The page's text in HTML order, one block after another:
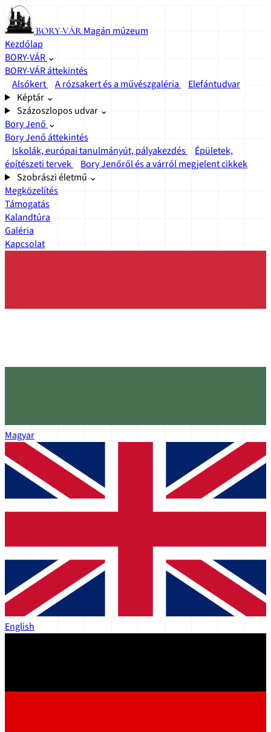
BORY-VÁR Magán múzeum
Kezdőlap
BORY-VÁR ⌄
BORY-VÁR áttekintés
Alsókert
A rózsakert és a művészgaléria
Elefántudvar
Képtár ⌄
Százoszlopos udvar ⌄
Bory Jenő ⌄
Bory Jenő áttekintés
Iskolák, európai tanulmányút, pályakezdés
Épületek,
építészeti tervek
Bory Jenőről és a várról megjelent cikkek
Szobrászi életmű ⌄
Megközelítés
Támogatás
Kalandtúra
Galéria
Kapcsolat
Magyar
English